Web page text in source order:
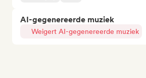
AI-gegenereerde muziek
Weigert AI-gegenereerde muziek